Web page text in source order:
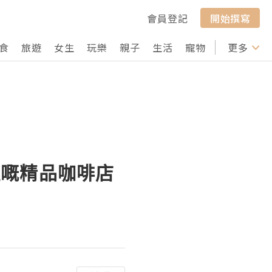
會員登記
開始撰寫
旅遊 女生 玩樂 親子 生活 寵物 行山 打卡
更多
精品咖啡店